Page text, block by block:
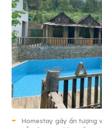
Homestay gây ấn tượng